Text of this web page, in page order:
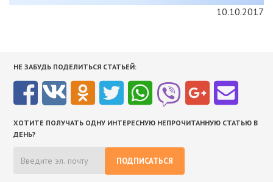
10.10.2017
НЕ ЗАБУДЬ ПОДЕЛИТЬСЯ СТАТЬЕЙ:
ХОТИТЕ ПОЛУЧАТЬ ОДНУ ИНТЕРЕСНУЮ НЕПРОЧИТАННУЮ СТАТЬЮ В
ДЕНЬ?
ПОДПИСАТЬСЯ